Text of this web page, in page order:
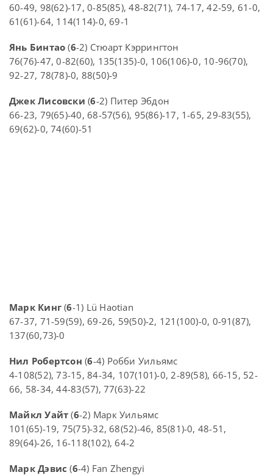
60-49, 98(62)-17, 0-85(85), 48-82(71), 74-17, 42-59, 61-0,
61(61)-64, 114(114)-0, 69-1
Янь Бинтао (6-2) Стюарт Кэррингтон
76(76)-47, 0-82(60), 135(135)-0, 106(106)-0, 10-96(70),
92-27, 78(78)-0, 88(50)-9
Джек Лисовски (6-2) Питер Эбдон
66-23, 79(65)-40, 68-57(56), 95(86)-17, 1-65, 29-83(55),
69(62)-0, 74(60)-51
Марк Кинг (6-1) Lü Haotian
67-37, 71-59(59), 69-26, 59(50)-2, 121(100)-0, 0-91(87),
137(60,73)-0
Нил Робертсон (6-4) Робби Уильямс
4-108(52), 73-15, 84-34, 107(101)-0, 2-89(58), 66-15, 52-
66, 58-34, 44-83(57), 77(63)-22
Майкл Уайт (6-2) Марк Уильямс
101(65)-19, 75(75)-32, 68(52)-46, 85(81)-0, 48-51,
89(64)-26, 16-118(102), 64-2
Марк Дэвис (6-4) Fan Zhengyi